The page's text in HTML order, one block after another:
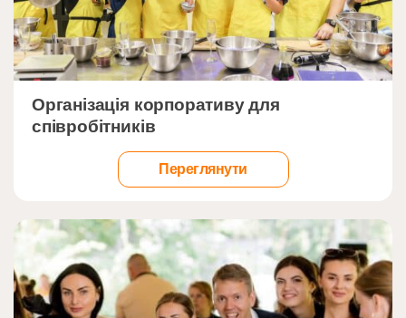
Організація корпоративу для
співробітників
Переглянути
Напишіть тут щось…